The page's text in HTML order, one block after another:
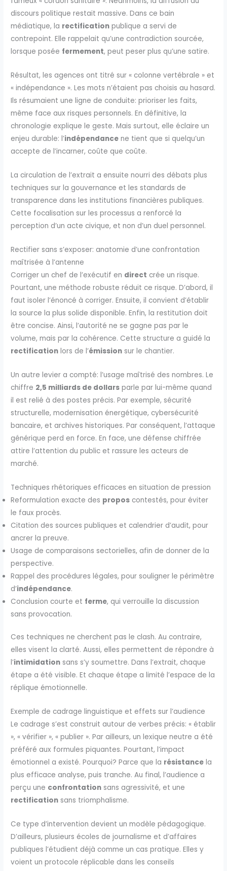
discours politique restait massive. Dans ce bain
médiatique, la rectification publique a servi de
contrepoint. Elle rappelait qu’une contradiction sourcée,
lorsque posée fermement, peut peser plus qu’une satire.
Résultat, les agences ont titré sur « colonne vertébrale » et
« indépendance ». Les mots n’étaient pas choisis au hasard.
Ils résumaient une ligne de conduite: prioriser les faits,
même face aux risques personnels. En définitive, la
chronologie explique le geste. Mais surtout, elle éclaire un
enjeu durable: l’indépendance ne tient que si quelqu’un
accepte de l’incarner, coûte que coûte.
La circulation de l’extrait a ensuite nourri des débats plus
techniques sur la gouvernance et les standards de
transparence dans les institutions financières publiques.
Cette focalisation sur les processus a renforcé la
perception d’un acte civique, et non d’un duel personnel.
Rectifier sans s’exposer: anatomie d’une confrontation
maîtrisée à l’antenne
Corriger un chef de l’exécutif en direct crée un risque.
Pourtant, une méthode robuste réduit ce risque. D’abord, il
faut isoler l’énoncé à corriger. Ensuite, il convient d’établir
la source la plus solide disponible. Enfin, la restitution doit
être concise. Ainsi, l’autorité ne se gagne pas par le
volume, mais par la cohérence. Cette structure a guidé la
rectification lors de l’émission sur le chantier.
Un autre levier a compté: l’usage maîtrisé des nombres. Le
chiffre 2,5 milliards de dollars parle par lui-même quand
il est relié à des postes précis. Par exemple, sécurité
structurelle, modernisation énergétique, cybersécurité
bancaire, et archives historiques. Par conséquent, l’attaque
générique perd en force. En face, une défense chiffrée
attire l’attention du public et rassure les acteurs de
marché.
Techniques rhétoriques efficaces en situation de pression
Reformulation exacte des propos contestés, pour éviter
le faux procès.
Citation des sources publiques et calendrier d’audit, pour
ancrer la preuve.
Usage de comparaisons sectorielles, afin de donner de la
perspective.
Rappel des procédures légales, pour souligner le périmètre
d’indépendance.
Conclusion courte et ferme, qui verrouille la discussion
sans provocation.
Ces techniques ne cherchent pas le clash. Au contraire,
elles visent la clarté. Aussi, elles permettent de répondre à
l’intimidation sans s’y soumettre. Dans l’extrait, chaque
étape a été visible. Et chaque étape a limité l’espace de la
réplique émotionnelle.
Exemple de cadrage linguistique et effets sur l’audience
Le cadrage s’est construit autour de verbes précis: « établir
», « vérifier », « publier ». Par ailleurs, un lexique neutre a été
préféré aux formules piquantes. Pourtant, l’impact
émotionnel a existé. Pourquoi? Parce que la résistance la
plus efficace analyse, puis tranche. Au final, l’audience a
perçu une confrontation sans agressivité, et une
rectification sans triomphalisme.
Ce type d’intervention devient un modèle pédagogique.
D’ailleurs, plusieurs écoles de journalisme et d’affaires
publiques l’étudient déjà comme un cas pratique. Elles y
voient un protocole réplicable dans les conseils